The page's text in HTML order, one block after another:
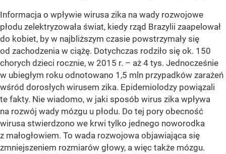
Informacja o wpływie wirusa zika na wady rozwojowe
płodu zelektryzowała świat, kiedy rząd Brazylii zaapelował
do kobiet, by w najbliższym czasie powstrzymały się
od zachodzenia w ciążę. Dotychczas rodziło się ok. 150
chorych dzieci rocznie, w 2015 r. – aż 4 tys. Jednocześnie
w ubiegłym roku odnotowano 1,5 mln przypadków zarażeń
wśród dorosłych wirusem zika. Epidemiolodzy powiązali
te fakty. Nie wiadomo, w jaki sposób wirus zika wpływa
na rozwój wady mózgu u płodu. Do tej pory obecność
wirusa stwierdzono we krwi tylko jednego noworodka
z małogłowiem. To wada rozwojowa objawiająca się
zmniejszeniem rozmiarów głowy, a więc także mózgu.